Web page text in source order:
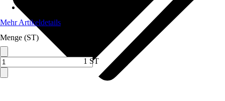
Mehr Artikeldetails
Menge (ST)
1 ST